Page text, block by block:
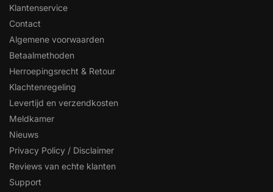
Klantenservice
Contact
Algemene voorwaarden
Betaalmethoden
Herroepingsrecht & Retour
Klachtenregeling
Levertijd en verzendkosten
Meldkamer
Nieuws
Privacy Policy / Disclaimer
Reviews van echte klanten
Support